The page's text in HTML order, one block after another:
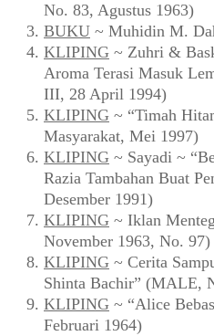
No. 83, Agustus 1963)
BUKU ~ Muhidin M.
KLIPING ~ Zuhri &
Aroma Terasi Masuk
III, 28 April 1994)
KLIPING ~ “Timah
Masyarakat, Mei 1997)
KLIPING ~ Sayadi ~
Razia Tambahan Buat
Desember 1991)
KLIPING ~ Iklan
November 1963, No. 97)
KLIPING ~ Cerita
Shinta Bachir” (MALE,
KLIPING ~ “Alice
Februari 1964)